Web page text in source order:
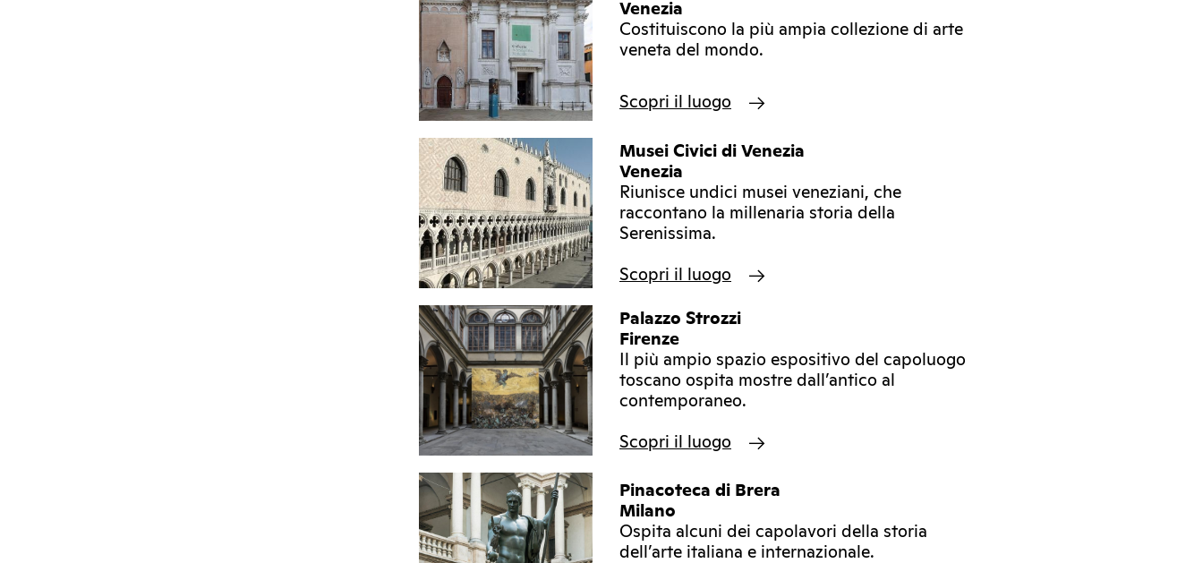
Venezia
Costituiscono la più ampia collezione di arte
veneta del mondo.
Scopri il luogo
Musei Civici di Venezia
Venezia
Riunisce undici musei veneziani, che
raccontano la millenaria storia della
Serenissima.
Scopri il luogo
Palazzo Strozzi
Firenze
Il più ampio spazio espositivo del capoluogo
toscano ospita mostre dall’antico al
contemporaneo.
Scopri il luogo
Pinacoteca di Brera
Milano
Ospita alcuni dei capolavori della storia
dell’arte italiana e internazionale.